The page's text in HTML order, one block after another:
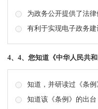
为政务公开提供了法律
有利于实现电子政务
4、4、您知道《中华人民共
知道，并研读过《条例
知道该《条例》的出